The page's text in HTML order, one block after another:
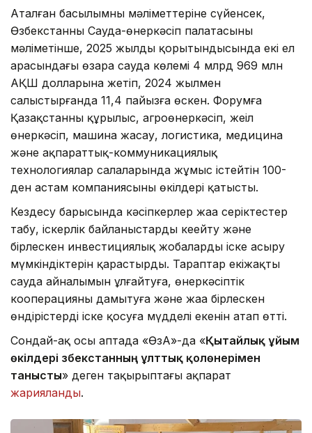
Аталған басылымның мәліметтеріне сүйенсек,
Өзбекстанның Сауда-өнеркәсіп палатасының
мәліметінше, 2025 жылдың қорытындысында екі ел
арасындағы өзара сауда көлемі 4 млрд 969 млн
АҚШ долларына жетіп, 2024 жылмен
салыстырғанда 11,4 пайызға өскен. Форумға
Қазақстанның құрылыс, агроөнеркәсіп, жеңіл
өнеркәсіп, машина жасау, логистика, медицина
және ақпараттық-коммуникациялық
технологиялар салаларында жұмыс істейтін 100-
ден астам компаниясының өкілдері қатысты.
Кездесу барысында кәсіпкерлер жаңа серіктестер
табу, іскерлік байланыстарды кеңейту және
бірлескен инвестициялық жобаларды іске асыру
мүмкіндіктерін қарастырды. Тараптар екіжақты
сауда айналымын ұлғайтуға, өнеркәсіптік
кооперацияны дамытуға және жаңа бірлескен
өндірістерді іске қосуға мүдделі екенін атап өтті.
Сондай-ақ осы аптада «ӨзА»-да «Қытайлық ұйым
өкілдері Өзбекстанның ұлттық қолөнерімен
танысты» деген тақырыптағы ақпарат
жарияланды.